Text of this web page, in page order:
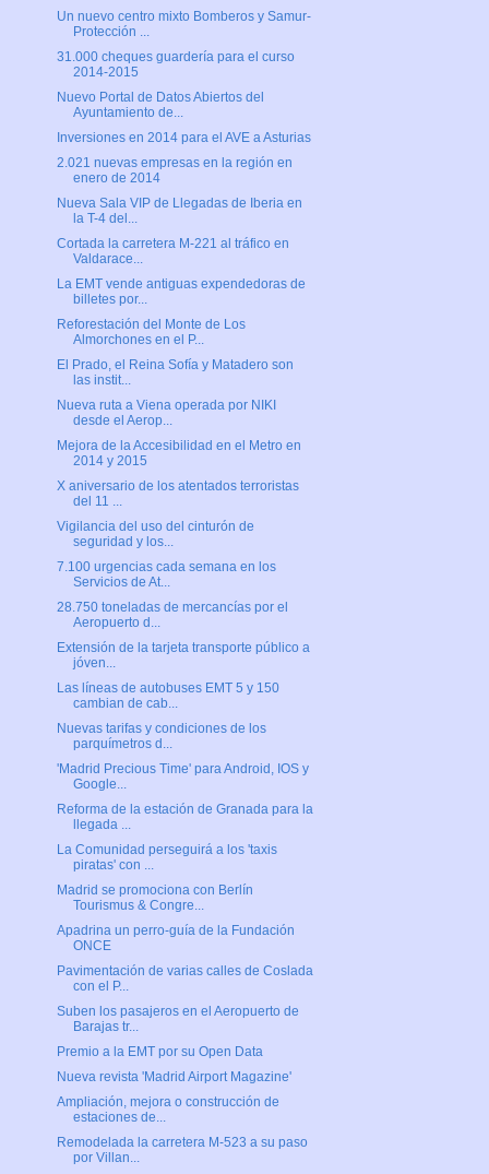
Un nuevo centro mixto Bomberos y Samur-
Protección ...
31.000 cheques guardería para el curso
2014-2015
Nuevo Portal de Datos Abiertos del
Ayuntamiento de...
Inversiones en 2014 para el AVE a Asturias
2.021 nuevas empresas en la región en
enero de 2014
Nueva Sala VIP de Llegadas de Iberia en
la T-4 del...
Cortada la carretera M-221 al tráfico en
Valdarace...
La EMT vende antiguas expendedoras de
billetes por...
Reforestación del Monte de Los
Almorchones en el P...
El Prado, el Reina Sofía y Matadero son
las instit...
Nueva ruta a Viena operada por NIKI
desde el Aerop...
Mejora de la Accesibilidad en el Metro en
2014 y 2015
X aniversario de los atentados terroristas
del 11 ...
Vigilancia del uso del cinturón de
seguridad y los...
7.100 urgencias cada semana en los
Servicios de At...
28.750 toneladas de mercancías por el
Aeropuerto d...
Extensión de la tarjeta transporte público a
jóven...
Las líneas de autobuses EMT 5 y 150
cambian de cab...
Nuevas tarifas y condiciones de los
parquímetros d...
'Madrid Precious Time' para Android, IOS y
Google...
Reforma de la estación de Granada para la
llegada ...
La Comunidad perseguirá a los 'taxis
piratas' con ...
Madrid se promociona con Berlín
Tourismus & Congre...
Apadrina un perro-guía de la Fundación
ONCE
Pavimentación de varias calles de Coslada
con el P...
Suben los pasajeros en el Aeropuerto de
Barajas tr...
Premio a la EMT por su Open Data
Nueva revista 'Madrid Airport Magazine'
Ampliación, mejora o construcción de
estaciones de...
Remodelada la carretera M-523 a su paso
por Villan...